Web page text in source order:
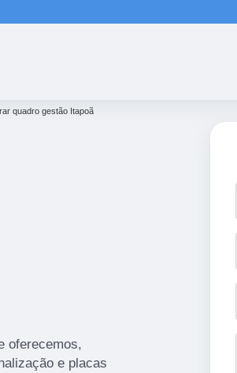
quadro gestão Itapoã
oferecemos,
e placas